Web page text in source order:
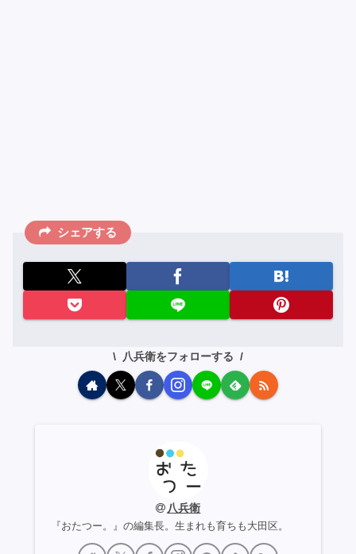
シェアする
八兵衛をフォローする
八兵衛
『おたつー。』の編集長。生まれも育ちも大田区。